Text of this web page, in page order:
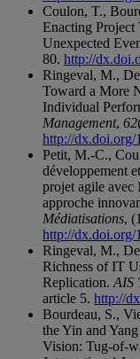
Coulon, T.,
Enacting Project
Unexpected
80. http://
Ringeval, M.,
Toward a More
Individual
Management, 62
http://dx.doi.org/
Petit, M.-C.,
développement
projet agile avec
approche
Médiatisations,
http://dx.doi.org/
Ringeval, M.,
Richness of IT
Replication. AIS
article 5. http://
Bourdeau, S.,
the Yin and
Vision: Tug-of-